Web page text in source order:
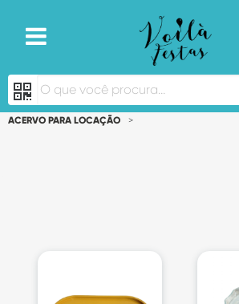
ACERVO PARA LOCAÇÃO >